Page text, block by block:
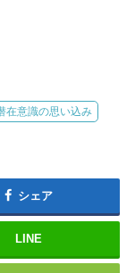
在意識の思い込み
シェア
LINE